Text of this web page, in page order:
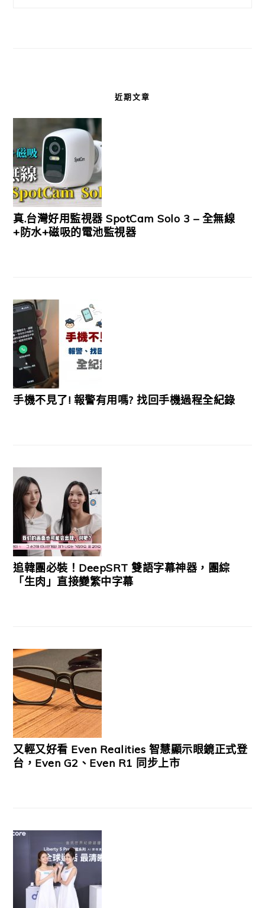
近期文章
真.台灣好用監視器 SpotCam Solo 3 – 全無線
+防水+磁吸的電池監視器
手機不見了! 報警有用嗎? 找回手機過程全紀錄
追韓團必裝！DeepSRT 雙語字幕神器，團綜
「生肉」直接變繁中字幕
又輕又好看 Even Realities 智慧顯示眼鏡正式登
台，Even G2、Even R1 同步上市